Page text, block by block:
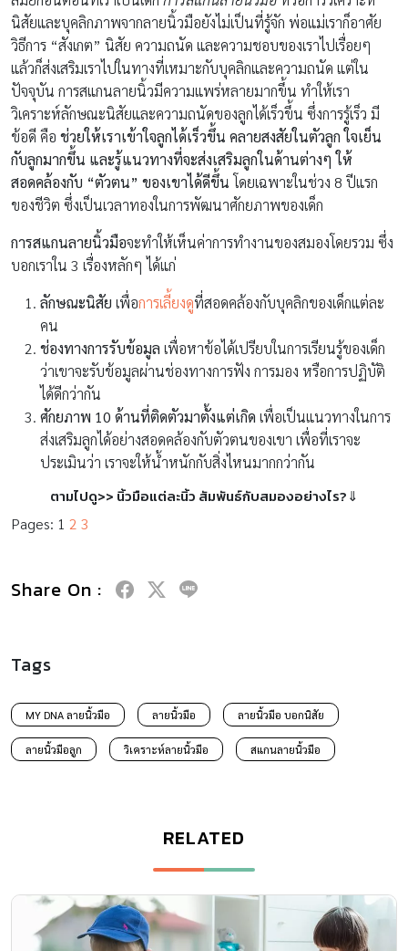
นิสัยและบุคลิกภาพจากลายนิ้วมือยังไม่เป็นที่รู้จัก พ่อแม่เราก็อาศัย
วิธีการ “สังเกต” นิสัย ความถนัด และความชอบของเราไปเรื่อยๆ
แล้วก็ส่งเสริมเราไปในทางที่เหมาะกับบุคลิกและความถนัด แต่ใน
ปัจจุบัน การสแกนลายนิ้วมีความแพร่หลายมากขึ้น ทำให้เรา
วิเคราะห์ลักษณะนิสัยและความถนัดของลูกได้เร็วขึ้น ซึ่งการรู้เร็ว มี
ข้อดี คือ ช่วยให้เราเข้าใจลูกได้เร็วขึ้น คลายสงสัยในตัวลูก ใจเย็น
กับลูกมากขึ้น และรู้แนวทางที่จะส่งเสริมลูกในด้านต่างๆ ให้
สอดคล้องกับ “ตัวตน” ของเขาได้ดีขึ้น โดยเฉพาะในช่วง 8 ปีแรก
ของชีวิต ซึ่งเป็นเวลาทองในการพัฒนาศักยภาพของเด็ก
การสแกนลายนิ้วมือจะทำให้เห็นค่าการทำงานของสมองโดยรวม ซึ่ง
บอกเราใน 3 เรื่องหลักๆ ได้แก่
ลักษณะนิสัย เพื่อการเลี้ยงดูที่สอดคล้องกับบุคลิกของเด็กแต่ละ
คน
ช่องทางการรับข้อมูล เพื่อหาข้อได้เปรียบในการเรียนรู้ของเด็ก
ว่าเขาจะรับข้อมูลผ่านช่องทางการฟัง การมอง หรือการปฏิบัติ
ได้ดีกว่ากัน
ศักยภาพ 10 ด้านที่ติดตัวมาตั้งแต่เกิด เพื่อเป็นแนวทางในการ
ส่งเสริมลูกได้อย่างสอดคล้องกับตัวตนของเขา เพื่อที่เราจะ
ประเมินว่า เราจะให้น้ำหนักกับสิ่งไหนมากกว่ากัน
ตามไปดู>> นิ้วมือแต่ละนิ้ว สัมพันธ์กับสมองอย่างไร?⇓
Pages: 1 2 3
Share On :
Tags
MY DNA ลายนิ้วมือ ลายนิ้วมือ ลายนิ้วมือ บอกนิสัย
ลายนิ้วมือลูก วิเคราะห์ลายนิ้วมือ สแกนลายนิ้วมือ
RELATED